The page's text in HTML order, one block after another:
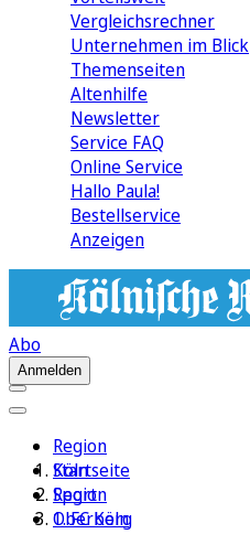
Vergleichsrechner
Unternehmen im Blick
Themenseiten
Altenhilfe
Newsletter
Service FAQ
Online Service
Hallo Paula!
Bestellservice
Anzeigen
Abo
Anmelden
Region
Köln
Sport
1. FC Köln
Startseite
Region
Oberberg